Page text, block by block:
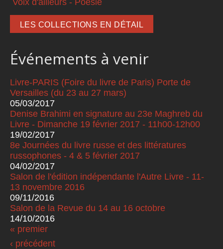
LES COLLECTIONS EN DÉTAIL
Événements à venir
Livre-PARIS (Foire du livre de Paris) Porte de
Versailles (du 23 au 27 mars)
05/03/2017
Denise Brahimi en signature au 23e Maghreb du
Livre - Dimanche 19 février 2017 - 11h00-12h00
19/02/2017
8e Journées du livre russe et des littératures
russophones - 4 & 5 février 2017
04/02/2017
Salon de l'édition indépendante l'Autre Livre - 11-
13 novembre 2016
09/11/2016
Salon de la Revue du 14 au 16 octobre
14/10/2016
Pages
« premier
‹ précédent